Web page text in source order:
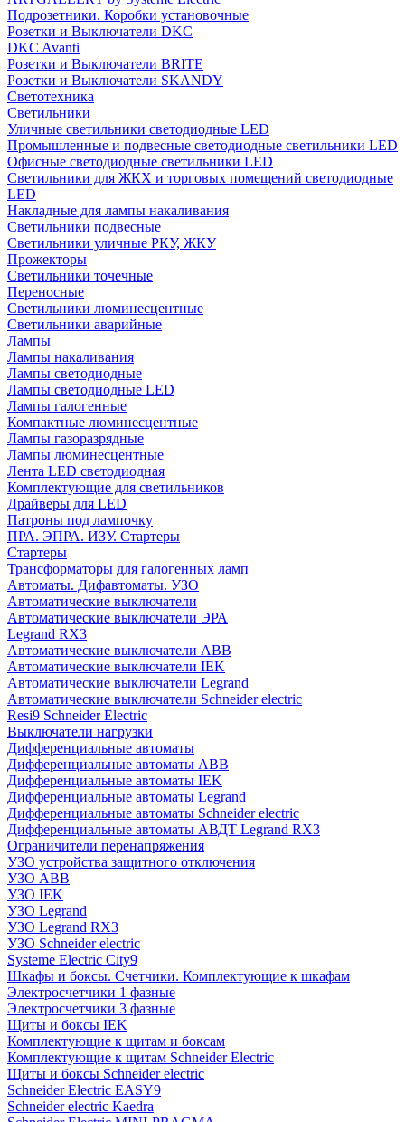
Подрозетники. Коробки установочные
Розетки и Выключатели DKC
DKC Avanti
Розетки и Выключатели BRITE
Розетки и Выключатели SKANDY
Светотехника
Светильники
Уличные светильники светодиодные LED
Промышленные и подвесные светодиодные светильники LED
Офисные светодиодные светильники LED
Светильники для ЖКХ и торговых помещений светодиодные
LED
Накладные для лампы накаливания
Светильники подвесные
Светильники уличные РКУ, ЖКУ
Прожекторы
Cветильники точечные
Переносные
Светильники люминесцентные
Светильники аварийные
Лампы
Лампы накаливания
Лампы светодиодные
Лампы светодиодные LED
Лампы галогенные
Компактные люминесцентные
Лампы газоразрядные
Лампы люминесцентные
Лента LED светодиодная
Комплектующие для светильников
Драйверы для LED
Патроны под лампочку
ПРА. ЭПРА. ИЗУ. Стартеры
Стартеры
Трансформаторы для галогенных ламп
Автоматы. Дифавтоматы. УЗО
Автоматические выключатели
Автоматические выключатели ЭРА
Legrand RX3
Автоматические выключатели ABB
Автоматические выключатели IEK
Автоматические выключатели Legrand
Автоматические выключатели Schneider electric
Resi9 Schneider Electric
Выключатели нагрузки
Дифференциальные автоматы
Дифференциальные автоматы ABB
Дифференциальные автоматы IEK
Дифференциальные автоматы Legrand
Дифференциальные автоматы Schneider electric
Дифференциальные автоматы АВДТ Legrand RX3
Ограничители перенапряжения
УЗО устройства защитного отключения
УЗО ABB
УЗО IEK
УЗО Legrand
УЗО Legrand RX3
УЗО Schneider electric
Systeme Electric City9
Шкафы и боксы. Счетчики. Комплектующие к шкафам
Электросчетчики 1 фазные
Электросчетчики 3 фазные
Щиты и боксы IEK
Комплектующие к щитам и боксам
Комплектующие к щитам Schneider Electric
Щиты и боксы Schneider electric
Schneider Electric EASY9
Schneider electric Kaedra